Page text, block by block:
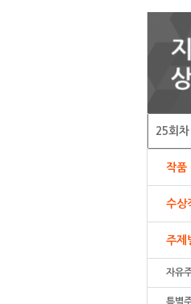
작품
수상
주제
자유
특별